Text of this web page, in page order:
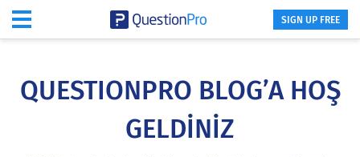
main
content
SIGN UP FREE
QUESTIONPRO BLOG’A HOŞ
GELDİNİZ